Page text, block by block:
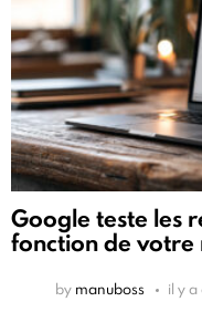
Google teste les
fonction de
by manuboss il y